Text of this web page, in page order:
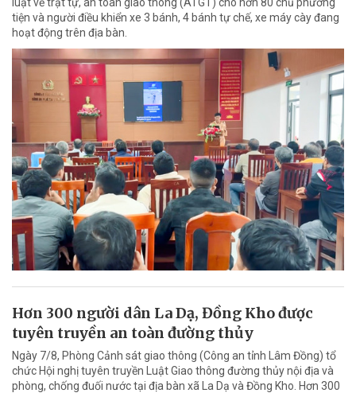
tiện và người điều khiển xe 3 bánh, 4 bánh tự chế, xe máy cày đang
hoạt động trên địa bàn.
Hơn 300 người dân La Dạ, Đồng Kho được
tuyên truyền an toàn đường thủy
Ngày 7/8, Phòng Cảnh sát giao thông (Công an tỉnh Lâm Đồng) tổ
chức Hội nghị tuyên truyền Luật Giao thông đường thủy nội địa và
phòng, chống đuối nước tại địa bàn xã La Dạ và Đồng Kho. Hơn 300